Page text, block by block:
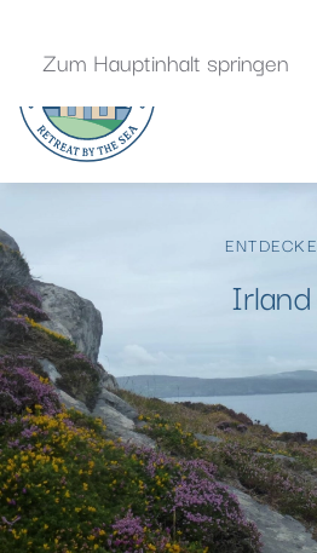
Zum Hauptinhalt springen
ENTDECKE
Irland